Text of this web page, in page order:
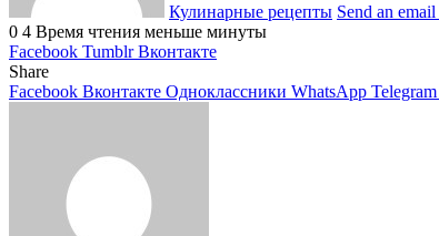
Кулинарные рецепты Send an email
0 4 Время чтения меньше минуты
Facebook Tumblr Вконтакте
Share
Facebook Вконтакте Одноклассники WhatsApp Telegram